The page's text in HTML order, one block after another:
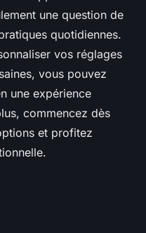
une question de
quotidiennes.
vos réglages
vous pouvez
une expérience
commencez dès
et profitez